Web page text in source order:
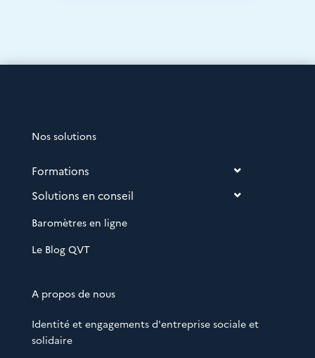
Nos solutions
Formations
Solutions en conseil
Baromètres en ligne
Le Blog QVT
A propos de nous
Identité et engagements d'entreprise sociale et
solidaire